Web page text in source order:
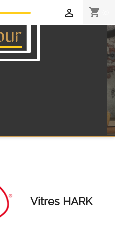
shopping_cart

Vitres HARK